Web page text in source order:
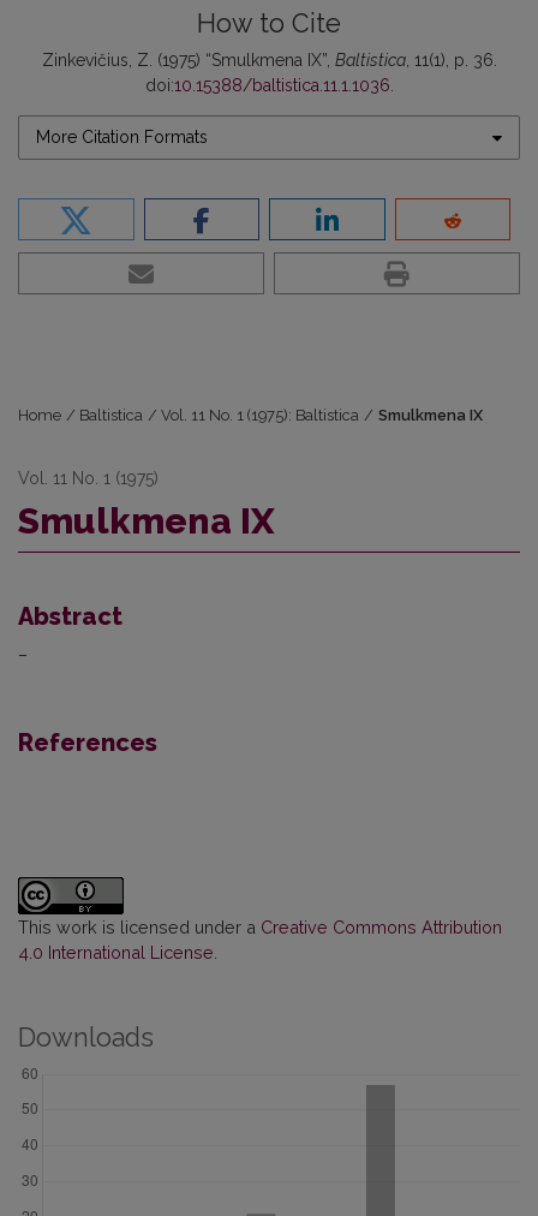
How to Cite
Zinkevičius, Z. (1975) “Smulkmena IX”, Baltistica, 11(1), p. 36.
doi:10.15388/baltistica.11.1.1036.
More Citation Formats
Home / Baltistica / Vol. 11 No. 1 (1975): Baltistica / Smulkmena IX
Vol. 11 No. 1 (1975)
Smulkmena IX
Abstract
–
References
This work is licensed under a Creative Commons Attribution
4.0 International License.
Downloads